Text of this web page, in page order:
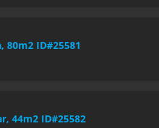
80m2 ID#25581
44m2 ID#25582